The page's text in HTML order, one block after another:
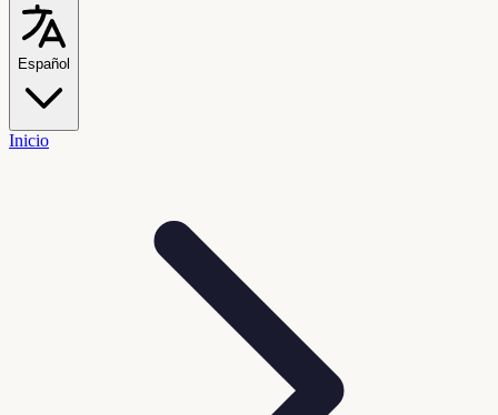
Español
Inicio